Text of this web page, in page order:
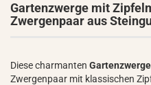
Gartenzwerge mit
Zwergenpaar aus
Diese charmanten Gartenzwerge
Zwergenpaar mit klassischen